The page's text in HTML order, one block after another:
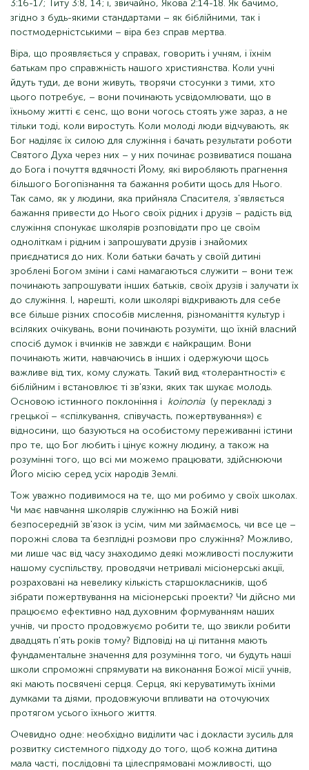
3:16-17; Титу 3:8, 14; і, звичайно, Якова 2:14-18. Як бачимо,
згідно з будь-якими стандартами – як біблійними, так і
постмодерністськими – віра без справ мертва.
Віра, що проявляється у справах, говорить і учням, і їхнім
батькам про справжність нашого християнства. Коли учні
йдуть туди, де вони живуть, творячи стосунки з тими, хто
цього потребує, – вони починають усвідомлювати, що в
їхньому житті є сенс, що вони чогось стоять уже зараз, а не
тільки тоді, коли виростуть. Коли молоді люди відчувають, як
Бог наділяє їх силою для служіння і бачать результати роботи
Святого Духа через них – у них починає розвиватися пошана
до Бога і почуття вдячності Йому, які виробляють прагнення
більшого Богопізнання та бажання робити щось для Нього.
Так само, як у людини, яка прийняла Спасителя, з'являється
бажання привести до Нього своїх рідних і друзів – радість від
служіння спонукає школярів розповідати про це своїм
одноліткам і рідним і запрошувати друзів і знайомих
приєднатися до них. Коли батьки бачать у своїй дитині
зроблені Богом зміни і самі намагаються служити – вони теж
починають запрошувати інших батьків, своїх друзів і залучати їх
до служіння. І, нарешті, коли школярі відкривають для себе
все більше різних способів мислення, різноманіття культур і
всіляких очікувань, вони починають розуміти, що їхній власний
спосіб думок і вчинків не завжди є найкращим. Вони
починають жити, навчаючись в інших і одержуючи щось
важливе від тих, кому служать. Такий вид «толерантності» є
біблійним і встановлює ті зв'язки, яких так шукає молодь.
Основою істинного поклоніння і koinonia(у перекладі з
грецької – «спілкування, співучасть, пожертвування») є
відносини, що базуються на особистому переживанні істини
про те, що Бог любить і цінує кожну людину, а також на
розумінні того, що всі ми можемо працювати, здійснюючи
Його місію серед усіх народів Землі.
Тож уважно подивимося на те, що ми робимо у своїх школах.
Чи має навчання школярів служінню на Божій ниві
безпосередній зв'язок із усім, чим ми займаємось, чи все це –
порожні слова та безплідні розмови про служіння? Можливо,
ми лише час від часу знаходимо деякі можливості послужити
нашому суспільству, проводячи нетривалі місіонерські акції,
розраховані на невелику кількість старшокласників, щоб
зібрати пожертвування на місіонерські проекти? Чи дійсно ми
працюємо ефективно над духовним формуванням наших
учнів, чи просто продовжуємо робити те, що звикли робити
двадцять п'ять років тому? Відповіді на ці питання мають
фундаментальне значення для розуміння того, чи будуть наші
школи спроможні спрямувати на виконання Божої місії учнів,
які мають посвячені серця. Серця, які керуватимуть їхніми
думками та діями, продовжуючи впливати на оточуючих
протягом усього їхнього життя.
Очевидно одне: необхідно виділити час і докласти зусиль для
розвитку системного підходу до того, щоб кожна дитина
мала часті, послідовні та цілеспрямовані можливості, що